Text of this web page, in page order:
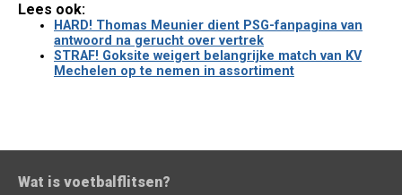
Lees ook:
HARD! Thomas Meunier dient PSG-fanpagina van
antwoord na gerucht over vertrek
STRAF! Goksite weigert belangrijke match van KV
Mechelen op te nemen in assortiment
Wat is voetbalflitsen?